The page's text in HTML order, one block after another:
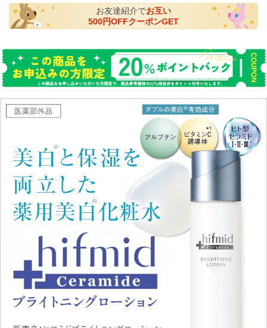
お友達紹介でお互い
500円OFFクーポンGET